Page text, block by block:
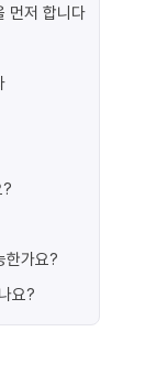
먼저 합니다
한가요?
요?